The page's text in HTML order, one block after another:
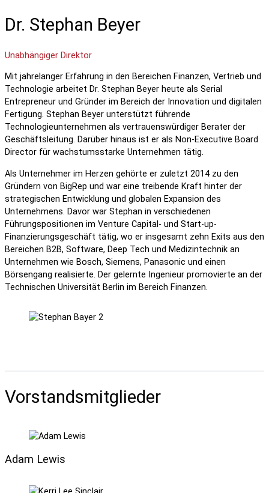
Dr. Stephan Beyer
Unabhängiger Direktor
Mit jahrelanger Erfahrung in den Bereichen Finanzen, Vertrieb und
Technologie arbeitet Dr. Stephan Beyer heute als Serial
Entrepreneur und Gründer im Bereich der Innovation und digitalen
Fertigung. Stephan Beyer unterstützt führende
Technologieunternehmen als vertrauenswürdiger Berater der
Geschäftsleitung. Darüber hinaus ist er als Non-Executive Board
Director für wachstumsstarke Unternehmen tätig.
Als Unternehmer im Herzen gehörte er zuletzt 2014 zu den
Gründern von BigRep und war eine treibende Kraft hinter der
strategischen Entwicklung und globalen Expansion des
Unternehmens. Davor war Stephan in verschiedenen
Führungspositionen im Venture Capital- und Start-up-
Finanzierungsgeschäft tätig, wo er insgesamt zehn Exits aus den
Bereichen B2B, Software, Deep Tech und Medizintechnik an
Unternehmen wie Bosch, Siemens, Panasonic und einen
Börsengang realisierte. Der gelernte Ingenieur promovierte an der
Technischen Universität Berlin im Bereich Finanzen.
Vorstandsmitglieder
Adam Lewis